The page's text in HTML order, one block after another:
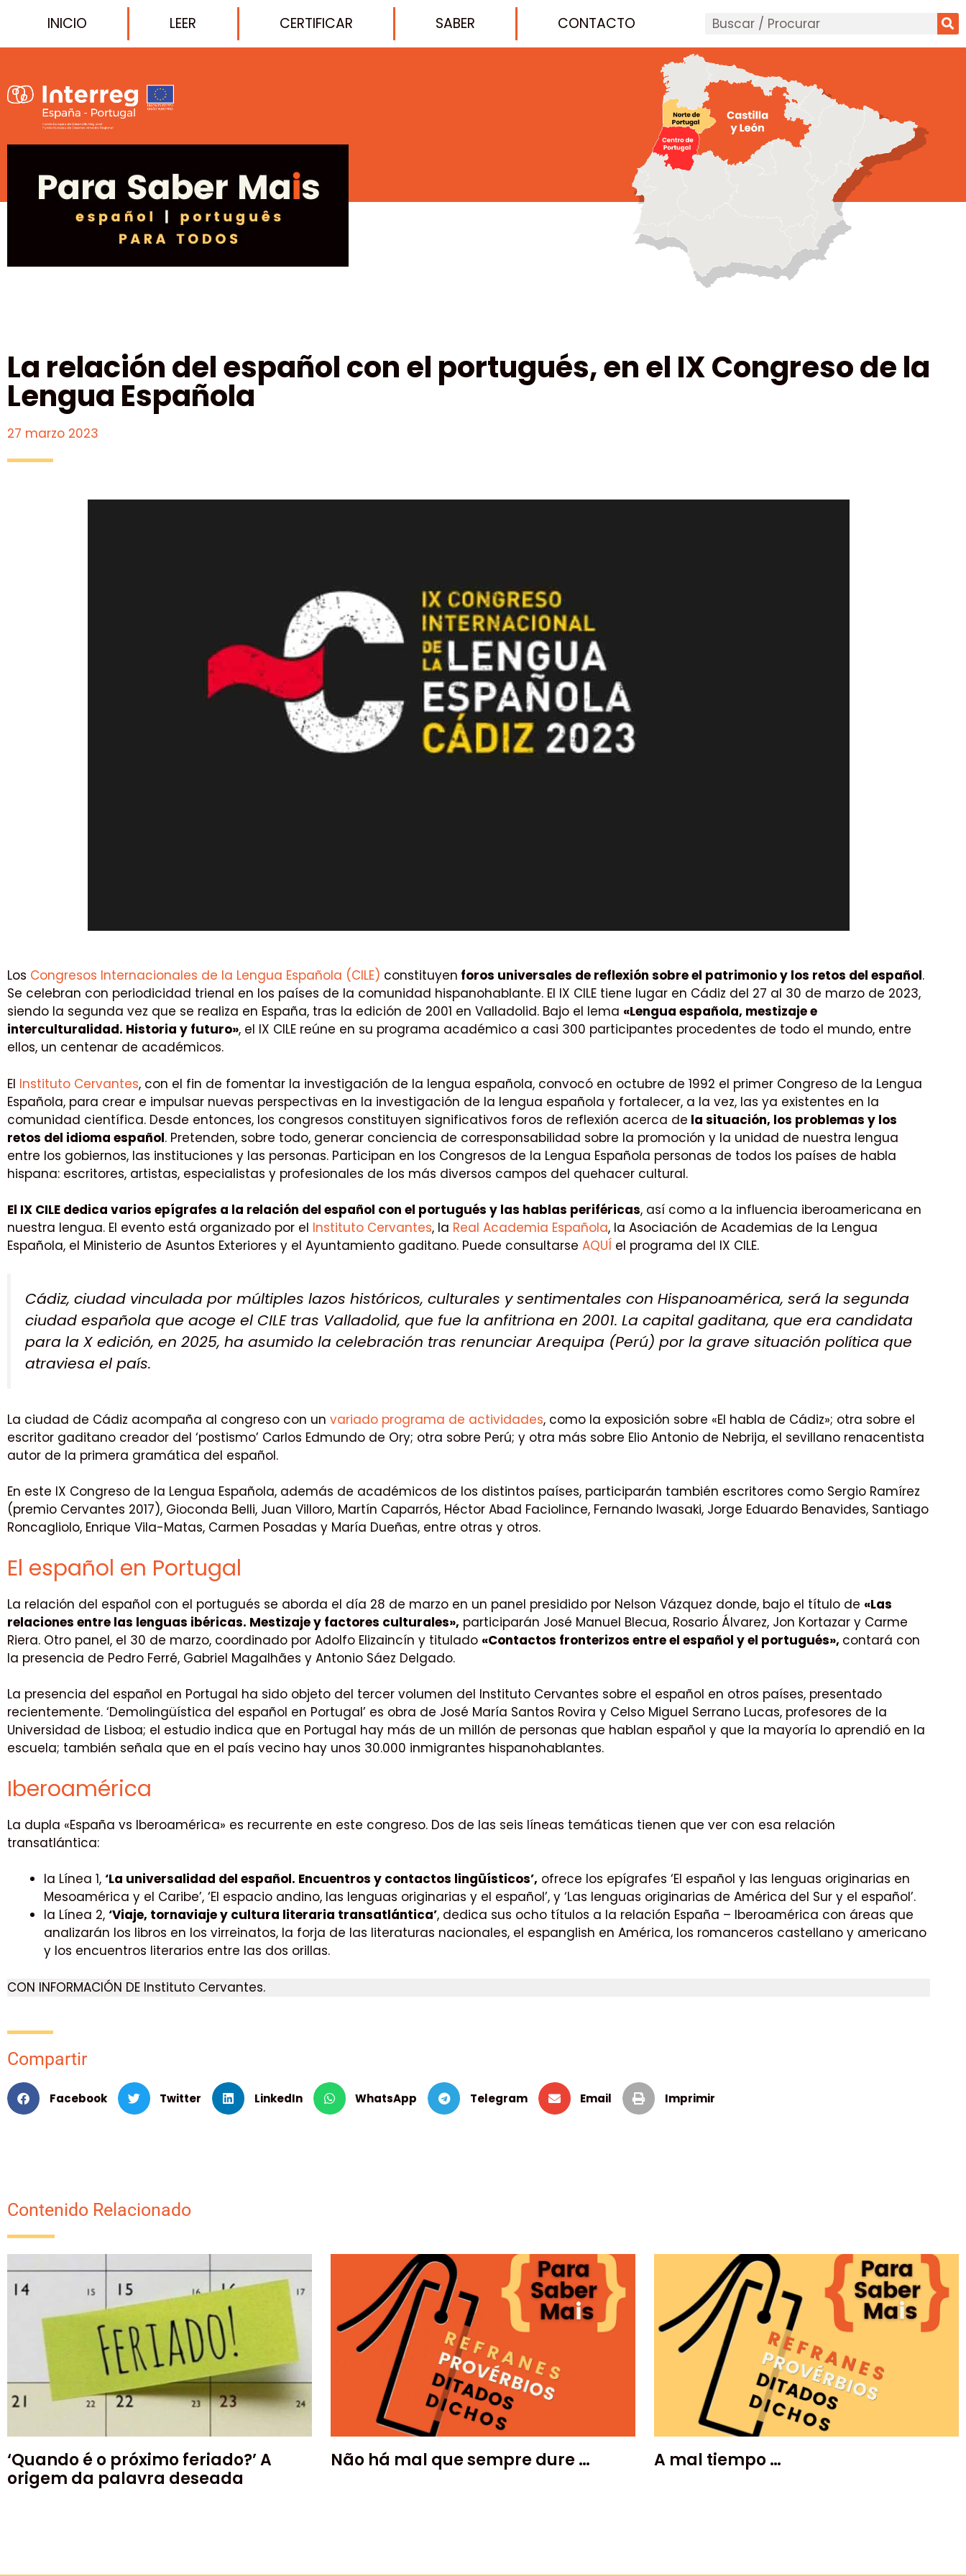
INICIO LEER CERTIFICAR SABER CONTACTO
La relación del español con el portugués, en el IX Congreso de la
Lengua Española
27 marzo 2023
Los Congresos Internacionales de la Lengua Española (CILE) constituyen foros universales de reflexión sobre el patrimonio y los retos del español.
Se celebran con periodicidad trienal en los países de la comunidad hispanohablante. El IX CILE tiene lugar en Cádiz del 27 al 30 de marzo de 2023,
siendo la segunda vez que se realiza en España, tras la edición de 2001 en Valladolid. Bajo el lema «Lengua española, mestizaje e
interculturalidad. Historia y futuro», el IX CILE reúne en su programa académico a casi 300 participantes procedentes de todo el mundo, entre
ellos, un centenar de académicos.
El Instituto Cervantes, con el fin de fomentar la investigación de la lengua española, convocó en octubre de 1992 el primer Congreso de la Lengua
Española, para crear e impulsar nuevas perspectivas en la investigación de la lengua española y fortalecer, a la vez, las ya existentes en la
comunidad científica. Desde entonces, los congresos constituyen significativos foros de reflexión acerca de la situación, los problemas y los
retos del idioma español. Pretenden, sobre todo, generar conciencia de corresponsabilidad sobre la promoción y la unidad de nuestra lengua
entre los gobiernos, las instituciones y las personas. Participan en los Congresos de la Lengua Española personas de todos los países de habla
hispana: escritores, artistas, especialistas y profesionales de los más diversos campos del quehacer cultural.
El IX CILE dedica varios epígrafes a la relación del español con el portugués y las hablas periféricas, así como a la influencia iberoamericana en
nuestra lengua. El evento está organizado por el Instituto Cervantes, la Real Academia Española, la Asociación de Academias de la Lengua
Española, el Ministerio de Asuntos Exteriores y el Ayuntamiento gaditano. Puede consultarse AQUÍ el programa del IX CILE.
Cádiz, ciudad vinculada por múltiples lazos históricos, culturales y sentimentales con Hispanoamérica, será la segunda
ciudad española que acoge el CILE tras Valladolid, que fue la anfitriona en 2001. La capital gaditana, que era candidata
para la X edición, en 2025, ha asumido la celebración tras renunciar Arequipa (Perú) por la grave situación política que
atraviesa el país.
La ciudad de Cádiz acompaña al congreso con un variado programa de actividades, como la exposición sobre «El habla de Cádiz»; otra sobre el
escritor gaditano creador del ‘postismo’ Carlos Edmundo de Ory; otra sobre Perú; y otra más sobre Elio Antonio de Nebrija, el sevillano renacentista
autor de la primera gramática del español.
En este IX Congreso de la Lengua Española, además de académicos de los distintos países, participarán también escritores como Sergio Ramírez
(premio Cervantes 2017), Gioconda Belli, Juan Villoro, Martín Caparrós, Héctor Abad Faciolince, Fernando Iwasaki, Jorge Eduardo Benavides, Santiago
Roncagliolo, Enrique Vila-Matas, Carmen Posadas y María Dueñas, entre otras y otros.
El español en Portugal
La relación del español con el portugués se aborda el día 28 de marzo en un panel presidido por Nelson Vázquez donde, bajo el título de «Las
relaciones entre las lenguas ibéricas. Mestizaje y factores culturales», participarán José Manuel Blecua, Rosario Álvarez, Jon Kortazar y Carme
Riera. Otro panel, el 30 de marzo, coordinado por Adolfo Elizaincín y titulado «Contactos fronterizos entre el español y el portugués», contará con
la presencia de Pedro Ferré, Gabriel Magalhães y Antonio Sáez Delgado.
La presencia del español en Portugal ha sido objeto del tercer volumen del Instituto Cervantes sobre el español en otros países, presentado
recientemente. ‘Demolingüística del español en Portugal’ es obra de José María Santos Rovira y Celso Miguel Serrano Lucas, profesores de la
Universidad de Lisboa; el estudio indica que en Portugal hay más de un millón de personas que hablan español y que la mayoría lo aprendió en la
escuela; también señala que en el país vecino hay unos 30.000 inmigrantes hispanohablantes.
Iberoamérica
La dupla «España vs Iberoamérica» es recurrente en este congreso. Dos de las seis líneas temáticas tienen que ver con esa relación
transatlántica:
la Línea 1, ‘La universalidad del español. Encuentros y contactos lingüísticos’, ofrece los epígrafes ‘El español y las lenguas originarias en
Mesoamérica y el Caribe’, ‘El espacio andino, las lenguas originarias y el español’, y ‘Las lenguas originarias de América del Sur y el español’.
la Línea 2, ‘Viaje, tornaviaje y cultura literaria transatlántica’, dedica sus ocho títulos a la relación España – Iberoamérica con áreas que
analizarán los libros en los virreinatos, la forja de las literaturas nacionales, el espanglish en América, los romanceros castellano y americano
y los encuentros literarios entre las dos orillas.
CON INFORMACIÓN DE Instituto Cervantes.
Compartir
Facebook Twitter LinkedIn WhatsApp Telegram Email Imprimir
Contenido Relacionado
‘Quando é o próximo feriado?’ A
origem da palavra deseada
Não há mal que sempre dure … A mal tiempo …